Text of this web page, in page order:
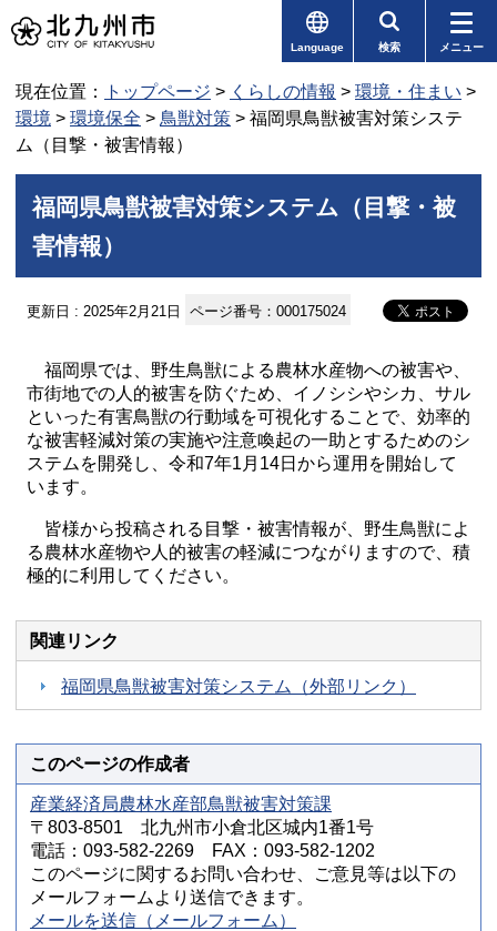
Language 検索 メニュー
現在位置： トップページ > くらしの情報 > 環境・住まい >
環境 > 環境保全 > 鳥獣対策 > 福岡県鳥獣被害対策システ
ム（目撃・被害情報）
福岡県鳥獣被害対策システム（目撃・被
害情報）
更新日 : 2025年2月21日 ページ番号：000175024
福岡県では、野生鳥獣による農林水産物への被害や、
市街地での人的被害を防ぐため、イノシシやシカ、サル
といった有害鳥獣の行動域を可視化することで、効率的
な被害軽減対策の実施や注意喚起の一助とするためのシ
ステムを開発し、令和7年1月14日から運用を開始して
います。
皆様から投稿される目撃・被害情報が、野生鳥獣によ
る農林水産物や人的被害の軽減につながりますので、積
極的に利用してください。
関連リンク
福岡県鳥獣被害対策システム（外部リンク）
このページの作成者
産業経済局農林水産部鳥獣被害対策課
〒803-8501 北九州市小倉北区城内1番1号
電話：093-582-2269 FAX：093-582-1202
このページに関するお問い合わせ、ご意見等は以下の
メールフォームより送信できます。
メールを送信（メールフォーム）